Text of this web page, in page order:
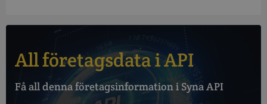
All företagsdata i API
Få all denna företagsinformation i Syna API
Domän
__RequestVerificationToken
Microsoft
Corporation
de.syna.se